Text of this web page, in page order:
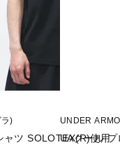
)
ャツ SOLOTEX(R)使用
UNDER
UAクール